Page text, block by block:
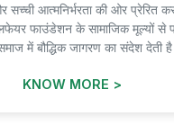
आत्मनिर्भरता की ओर प्रेरित
फाउंडेशन के सामाजिक मूल्यों से
में बौद्धिक जागरण का संदेश देती
KNOW MORE >